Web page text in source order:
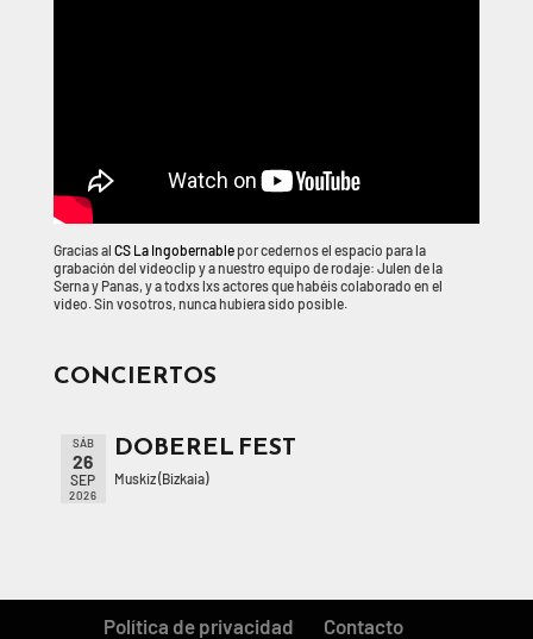
Gracias al CS La Ingobernablepor cedernos el espacio para la
grabación del videoclip y a nuestro equipo de rodaje: Julen de la
Serna y Panas, y a todxs lxs actores que habéis colaborado en el
video. Sin vosotros, nunca hubiera sido posible.
CONCIERTOS
SÁB
26
SEP
2026
DOBEREL FEST
Muskiz (Bizkaia)
Política de privacidad Contacto